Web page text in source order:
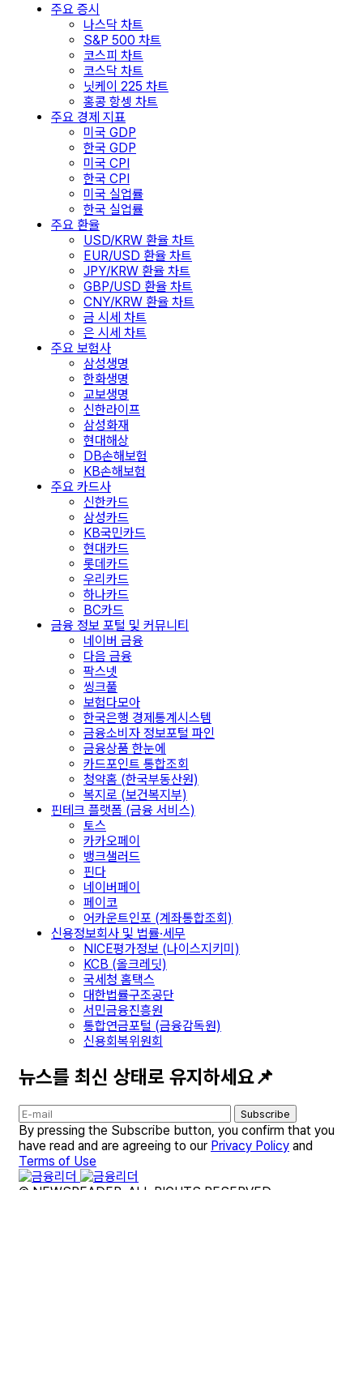
주요 증시
나스닥 차트
S&P 500 차트
코스피 차트
코스닥 차트
닛케이 225 차트
홍콩 항셍 차트
주요 경제 지표
미국 GDP
한국 GDP
미국 CPI
한국 CPI
미국 실업률
한국 실업률
주요 환율
USD/KRW 환율 차트
EUR/USD 환율 차트
JPY/KRW 환율 차트
GBP/USD 환율 차트
CNY/KRW 환율 차트
금 시세 차트
은 시세 차트
주요 보험사
삼성생명
한화생명
교보생명
신한라이프
삼성화재
현대해상
DB손해보험
KB손해보험
주요 카드사
신한카드
삼성카드
KB국민카드
현대카드
롯데카드
우리카드
하나카드
BC카드
금융 정보 포털 및 커뮤니티
네이버 금융
다음 금융
팍스넷
씽크풀
보험다모아
한국은행 경제통계시스템
금융소비자 정보포털 파인
금융상품 한눈에
카드포인트 통합조회
청약홈 (한국부동산원)
복지로 (보건복지부)
핀테크 플랫폼 (금융 서비스)
토스
카카오페이
뱅크샐러드
핀다
네이버페이
페이코
어카운트인포 (계좌통합조회)
신용정보회사 및 법률·세무
NICE평가정보 (나이스지키미)
KCB (올크레딧)
국세청 홈택스
대한법률구조공단
서민금융진흥원
통합연금포털 (금융감독원)
신용회복위원회
뉴스를 최신 상태로 유지하세요📌
Subscribe
By pressing the Subscribe button, you confirm that you
have read and are agreeing to our Privacy Policy and
Terms of Use
© NEWSREADER. ALL RIGHTS RESERVED.